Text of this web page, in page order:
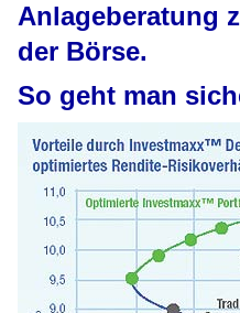
Anlageberatung
der Börse.
So geht man